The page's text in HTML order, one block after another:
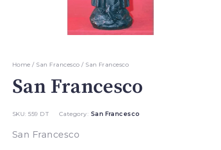
Home / San Francesco / San Francesco
San Francesco
SKU:559 DT Category: San Francesco
San Francesco